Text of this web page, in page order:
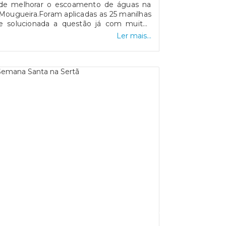
melhorar o escoamento de águas na
Mougueira.Foram aplicadas as 25 manilhas
solucionada a questão já com muitos
anos.Continuamos a trabalhar para o bem-
da JF. Sertã.
Ler mais...